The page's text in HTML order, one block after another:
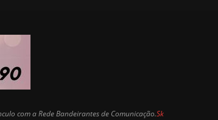
com a Rede Bandeirantes de Comunicação.Sk